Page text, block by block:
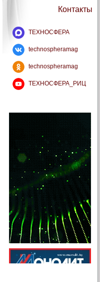
Контакты
ТЕХНОСФЕРА
technospheramag
technospheramag
ТЕХНОСФЕРА_РИЦ